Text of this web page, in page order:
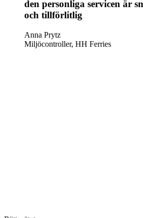
den personliga servicen är
och tillförlitlig
Anna Prytz
Miljöcontroller, HH Ferries